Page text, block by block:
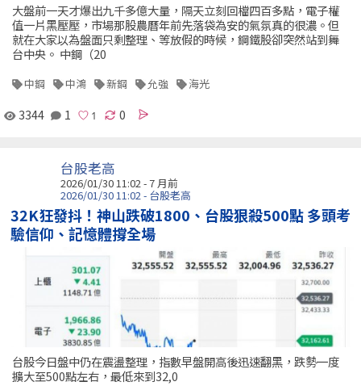
大盤前一天才爆出九千多億大量，隔天立刻回檔四百多點，電子權
值一片黑壓壓，市場那股農曆年前先落袋為安的氣氛真的很濃。但
就在大家以為盤面只剩整理、等放假的時候，鋼鐵股卻突然站到舞
台中央。 中鋼（20
中鋼 中鴻 新鋼 允強 海光
3344 1 0
台股老高
2026/01/30 11:02 - 7 月前
2026/01/30 11:02 - 台股老高
32K狂發抖！神山跌破1800、台股狠殺500點 多頭考
驗信仰、記憶體撐全場
台股今日盤中仍在震盪整理，指數早盤開高後迅速翻黑，跌勢一度
擴大至500點左右，最低來到32,0